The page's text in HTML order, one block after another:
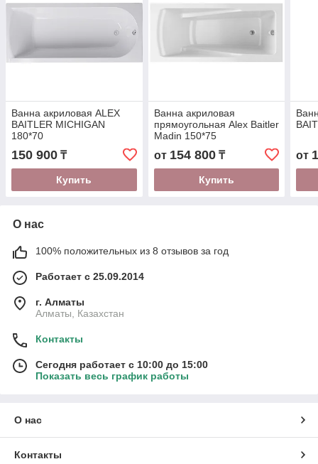
Ванна акриловая ALEX
BAITLER MICHIGAN
180*70
150 900 ₸
Купить
Ванна акриловая
прямоугольная Alex Baitler
Madin 150*75
от 154 800₸
Купить
от
О нас
100% положительных из 8 отзывов за год
Работает с 25.09.2014
г. Алматы
Алматы, Казахстан
Контакты
Сегодня работает с 10:00 до 15:00
Показать весь график работы
О нас
Контакты